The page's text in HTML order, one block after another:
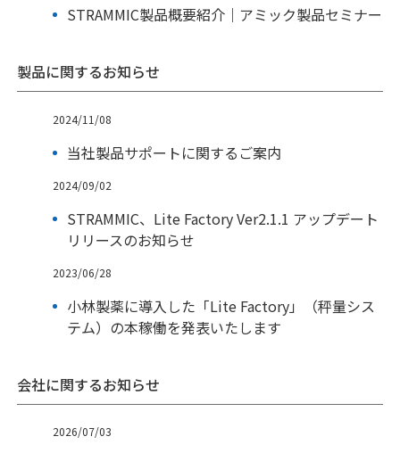
STRAMMIC製品概要紹介｜アミック製品セミナー
製品に関するお知らせ
2024/11/08
当社製品サポートに関するご案内
2024/09/02
STRAMMIC、Lite Factory Ver2.1.1 アップデート
リリースのお知らせ
2023/06/28
小林製薬に導入した「Lite Factory」（秤量シス
テム）の本稼働を発表いたします
会社に関するお知らせ
2026/07/03